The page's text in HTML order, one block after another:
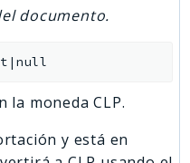
documento.
la moneda CLP.
y está en